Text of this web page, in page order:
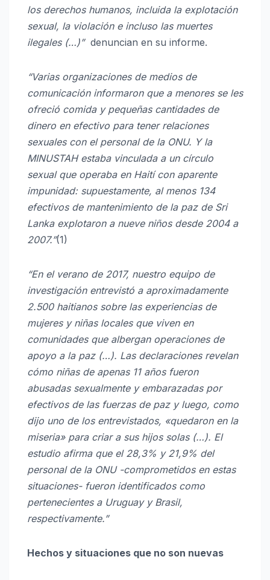
los derechos humanos, incluida la explotación
sexual, la violación e incluso las muertes
ilegales (…)”denuncian en su informe.
“Varias organizaciones de medios de
comunicación informaron que a menores se les
ofreció comida y pequeñas cantidades de
dinero en efectivo para tener relaciones
sexuales con el personal de la ONU. Y la
MINUSTAH estaba vinculada a un círculo
sexual que operaba en Haití con aparente
impunidad: supuestamente, al menos 134
efectivos de mantenimiento de la paz de Sri
Lanka explotaron a nueve niños desde 2004 a
2007.”(1)
“En el verano de 2017, nuestro equipo de
investigación entrevistó a aproximadamente
2.500 haitianos sobre las experiencias de
mujeres y niñas locales que viven en
comunidades que albergan operaciones de
apoyo a la paz (…). Las declaraciones revelan
cómo niñas de apenas 11 años fueron
abusadas sexualmente y embarazadas por
efectivos de las fuerzas de paz y luego, como
dijo uno de los entrevistados, «quedaron en la
miseria» para criar a sus hijos solas (…). El
estudio afirma que el 28,3% y 21,9% del
personal de la ONU -comprometidos en estas
situaciones- fueron identificados como
pertenecientes a Uruguay y Brasil,
respectivamente.”
Hechos y situaciones que no son nuevas